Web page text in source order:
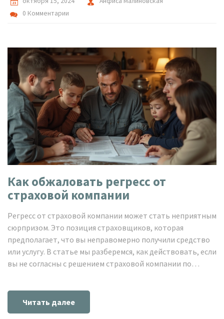
0 Комментарии
Как обжаловать регресс от
страховой компании
Регресс от страховой компании может стать неприятным
сюрпризом. Это позиция страховщиков, которая
предполагает, что вы неправомерно получили средство
или услугу. В статье мы разберемся, как действовать, если
вы не согласны с решением страховой компании по
ситуации. Также будут освещены важные моменты,
касающиеся вашего права на апелляцию и защиты своих
Читать далее